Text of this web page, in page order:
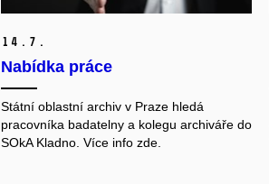
14. 7.
Nabídka práce
Státní oblastní archiv v Praze hledá
pracovníka badatelny a kolegu archiváře do
SOkA Kladno. Více info zde.